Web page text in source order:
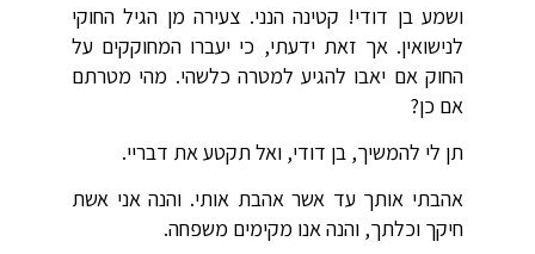
ושמע בן דודי! קטינה הנני. צעירה מן הגיל החוקי
לנישואין. אך זאת ידעתי, כי יעברו המחוקקים על
החוק אם יאבו להגיע למטרה כלשהי. מהי מטרתם
אם כן?
תן לי להמשיך, בן דודי, ואל תקטע את דבריי.
אהבתי אותך עד אשר אהבת אותי. והנה אני אשת
חיקך וכלתך, והנה אנו מקימים משפחה.